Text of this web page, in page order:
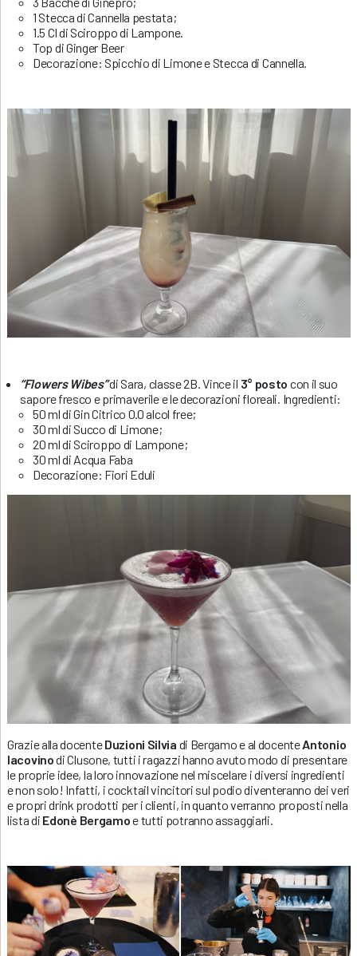
1 Stecca di Cannella pestata;
1.5 Cl di Sciroppo di Lampone.
Top di Ginger Beer
Decorazione: Spicchio di Limone e Stecca di Cannella.
“Flowers Wibes”di Sara, classe 2B. Vince il 3° posto con il suo
sapore fresco e primaverile e le decorazioni floreali. Ingredienti:
50 ml di Gin Citrico 0.0 alcol free;
30 ml di Succo di Limone;
20 ml di Sciroppo di Lampone;
30 ml di Acqua Faba
Decorazione: Fiori Eduli
Grazie alla docenteDuzioni Silvia di Bergamo e al docenteAntonio
Iacovinodi Clusone, tutti i ragazzi hanno avuto modo di presentare
le proprie idee, la loro innovazione nel miscelare i diversi ingredienti
e non solo! Infatti, i cocktail vincitori sul podio diventeranno dei veri
e propri drink prodotti per i clienti, in quanto verranno proposti nella
lista di Edonè Bergamoe tutti potranno assaggiarli.